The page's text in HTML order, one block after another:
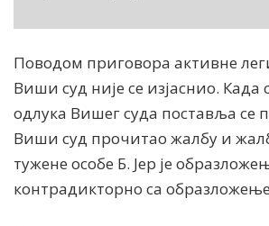
Поводом приговора активне
Виши суд није се изјаснио. Када
одлука Вишег суда поставља се
Виши суд прочитао жалбу и
тужене особе Б. Јер је
контрадикторно са